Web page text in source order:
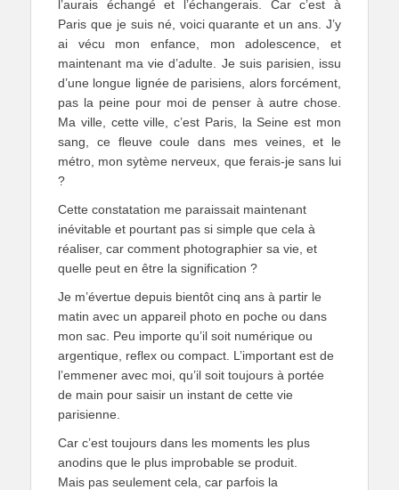
l’aurais échangé et l’échangerais. Car c’est à
Paris que je suis né, voici quarante et un ans. J’y
ai vécu mon enfance, mon adolescence, et
maintenant ma vie d’adulte. Je suis parisien, issu
d’une longue lignée de parisiens, alors forcément,
pas la peine pour moi de penser à autre chose.
Ma ville, cette ville, c’est Paris, la Seine est mon
sang, ce fleuve coule dans mes veines, et le
métro, mon sytème nerveux, que ferais-je sans lui
?
Cette constatation me paraissait maintenant
inévitable et pourtant pas si simple que cela à
réaliser, car comment photographier sa vie, et
quelle peut en être la signification ?
Je m’évertue depuis bientôt cinq ans à partir le
matin avec un appareil photo en poche ou dans
mon sac. Peu importe qu’il soit numérique ou
argentique, reflex ou compact. L’important est de
l’emmener avec moi, qu’il soit toujours à portée
de main pour saisir un instant de cette vie
parisienne.
Car c’est toujours dans les moments les plus
anodins que le plus improbable se produit.
Mais pas seulement cela, car parfois la